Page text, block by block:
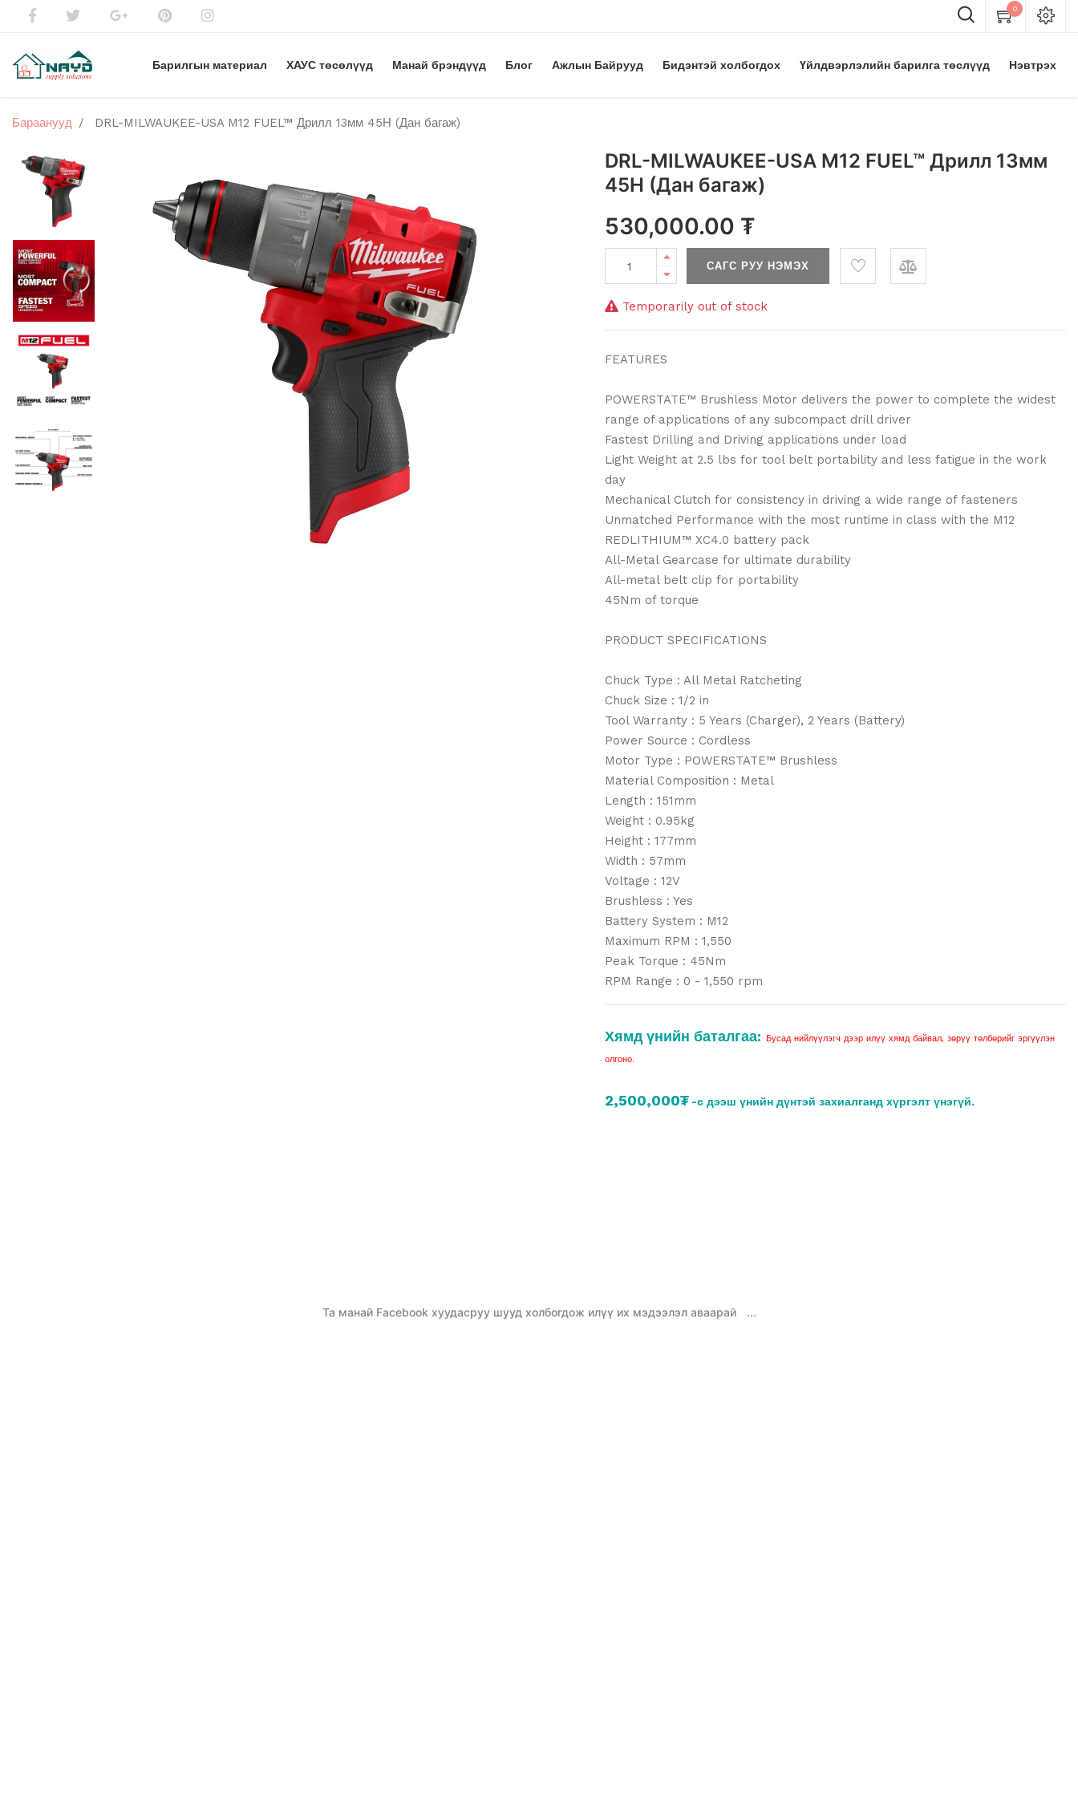
0
Барилгын материал ХАУС төсөлүүд Манай брэндүүд Блог Ажлын Байрууд Бидэнтэй холбогдох Үйлдвэрлэлийн барилга төслүүд Нэвтрэх
Бараанууд DRL-MILWAUKEE-USA M12 FUEL™ Дрилл 13мм 45Н (Дан багаж)
DRL-MILWAUKEE-USA M12 FUEL™ Дрилл 13мм
45Н (Дан багаж)
530,000.00 ₮
САГС РУУ НЭМЭХ
Temporarily out of stock
FEATURES
POWERSTATE™ Brushless Motor delivers the power to complete the widest
range of applications of any subcompact drill driver
Fastest Drilling and Driving applications under load
Light Weight at 2.5 lbs for tool belt portability and less fatigue in the work
day
Mechanical Clutch for consistency in driving a wide range of fasteners
Unmatched Performance with the most runtime in class with the M12
REDLITHIUM™ XC4.0 battery pack
All-Metal Gearcase for ultimate durability
All-metal belt clip for portability
45Nm of torque
PRODUCT SPECIFICATIONS
Chuck Type : All Metal Ratcheting
Chuck Size : 1/2 in
Tool Warranty : 5 Years (Charger), 2 Years (Battery)
Power Source : Cordless
Motor Type : POWERSTATE™ Brushless
Material Composition : Metal
Length : 151mm
Weight : 0.95kg
Height : 177mm
Width : 57mm
Voltage : 12V
Brushless : Yes
Battery System : M12
Maximum RPM : 1,550
Peak Torque : 45Nm
RPM Range : 0 - 1,550 rpm
Хямд үнийн баталгаа: Бусад нийлүүлэгч дээр илүү хямд байвал, зөрүү төлбөрийг эргүүлэн
олгоно.
2,500,000₮ -с дээш үнийн дүнтэй захиалганд хүргэлт үнэгүй.
Та манай Facebook хуудасруу шууд холбогдож илүү их мэдээлэл аваарай ...